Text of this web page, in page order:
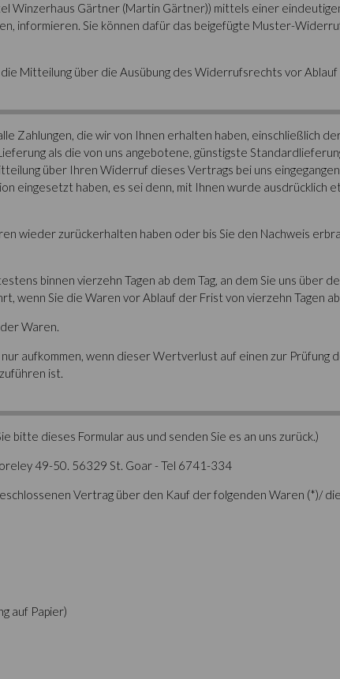
Winzerhaus Gärtner (Martin Gärtner)) mittels einer
informieren. Sie können dafür das beigefügte Muster-
Mitteilung über die Ausübung des Widerrufsrechts vor
Zahlungen, die wir von Ihnen erhalten haben, einschließlich
als die von uns angebotene, günstigste
über Ihren Widerruf dieses Vertrags bei uns
eingesetzt haben, es sei denn, mit Ihnen wurde
wieder zurückerhalten haben oder bis Sie den Nachweis
binnen vierzehn Tagen ab dem Tag, an dem Sie uns
wenn Sie die Waren vor Ablauf der Frist von vierzehn Tagen
Waren.
aufkommen, wenn dieser Wertverlust auf einen zur Prüfung
ist.
bitte dieses Formular aus und senden Sie es an uns zurück.)
49-50. 56329 St. Goar - Tel 6741-334
Vertrag über den Kauf der folgenden Waren (*)/
auf Papier)